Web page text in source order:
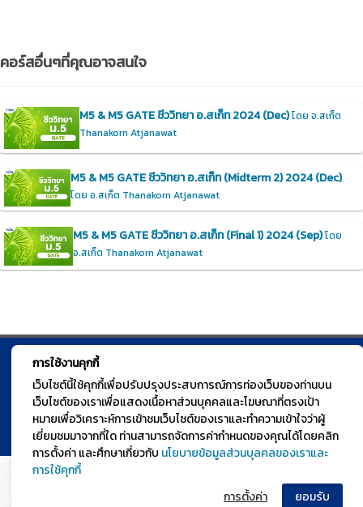
คอร์สอื่นๆที่คุณอาจสนใจ
M5 & M5 GATE ชีววิทยา อ.สเก็ท 2024 (Dec)โดย อ.สเก็ต
Thanakorn Atjanawat
M5 & M5 GATE ชีววิทยา อ.สเก็ท (Midterm 2) 2024 (Dec)
โดย อ.สเก็ต Thanakorn Atjanawat
M5 & M5 GATE ชีววิทยา อ.สเก็ท (Final 1) 2024 (Sep)โดย
อ.สเก็ต Thanakorn Atjanawat
การใช้งานคุกกี้
เว็บไซต์นี้ใช้คุกกี้เพื่อปรับปรุงประสบการณ์การท่องเว็บของท่านบน
เว็บไซต์ของเราเพื่อแสดงเนื้อหาส่วนบุคคลและโฆษณาที่ตรงเป้า
หมายเพื่อวิเคราะห์การเข้าชมเว็บไซต์ของเราและทำความเข้าใจว่าผู้
เยี่ยมชมมาจากที่ใด ท่านสามารถจัดการค่ากำหนดของคุณได้โดยคลิก
การตั้งค่า และศึกษาเกี่ยวกับ นโยบายข้อมูลส่วนบุลคลของเราและ
การใช้คุกกี้
การตั้งค่า
© TGURU.online 2026 All right reserved. v1.0 Powered by Course
Square